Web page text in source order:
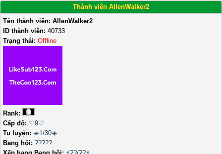
Thành viên AllenWalker2
Tên thành viên: AllenWalker2
ID thành viên: 40733
Trạng thái: Offline
Rank:
Cấp độ: ♡9♡
Tu luyện: ☀️1/30☀️
Bang hội: ?????